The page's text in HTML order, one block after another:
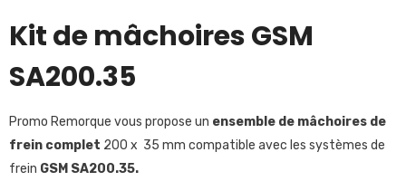
Kit de mâchoires GSM
SA200.35
Promo Remorque vous propose un ensemble de mâchoires de
frein complet 200 x 35 mm compatible avec les systèmes de
frein GSM SA200.35.